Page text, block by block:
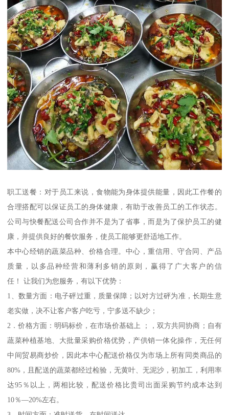
职工送餐：对于员工来说，食物能为身体提供能量，因此工作餐的
合理搭配可以保证员工的身体健康，有助于改善员工的工作状态。
公司与快餐配送公司合作并不是为了省事，而是为了保护员工的健
康，并提供良好的餐饮服务，使员工能够更舒适地工作。
本中心经销的蔬菜品种、价格合理。中心，重信用、守合同、产品
质量，以多品种经营和薄利多销的原则，赢得了广大客户的信
任！ 让我们为您服务，有以下优势：
1、数量方面：电子砰过重，质量保障；以对方过砰为准，长期生意
老实做，决不让客户客户吃亏，宁多送不缺少；
2．价格方面：明码标价，在市场价基础上 ；，双方共同协商；自有
蔬菜种植基地、大批量采购价格优势，产供销一体化操作，无任何
中间贸易商炒价，因此本中心配送价格仅为市场上所有同类商品的
80%，且配送的蔬菜都经过检验，无黄叶、无泥沙，初加工，利用率
达95％以上，两相比较，配送价格比贵司出面采购节约成本达到
10％—20%左右。